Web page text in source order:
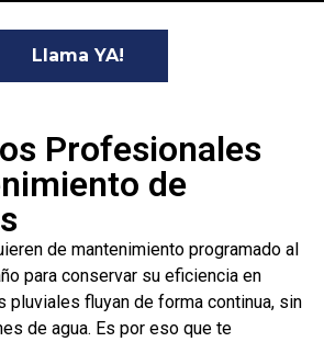
Llama YA!
Profesionales
de
de mantenimiento programado al
para conservar su eficiencia en
pluviales fluyan de forma continua, sin
de agua. Es por eso que te